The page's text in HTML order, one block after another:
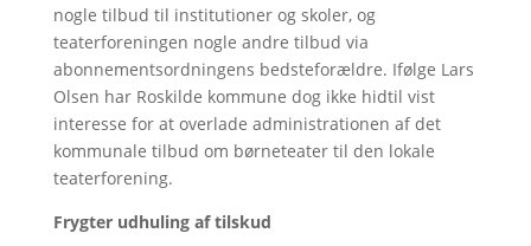
nogle tilbud til institutioner og skoler, og
teaterforeningen nogle andre tilbud via
abonnementsordningens bedsteforældre. Ifølge Lars
Olsen har Roskilde kommune dog ikke hidtil vist
interesse for at overlade administrationen af det
kommunale tilbud om børneteater til den lokale
teaterforening.
Frygter udhuling af tilskud